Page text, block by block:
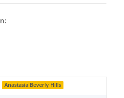
Anastasia Beverly Hills